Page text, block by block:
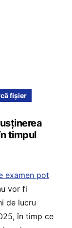
fișier
timpul
examen pot
vor fi
de lucru
în timp ce